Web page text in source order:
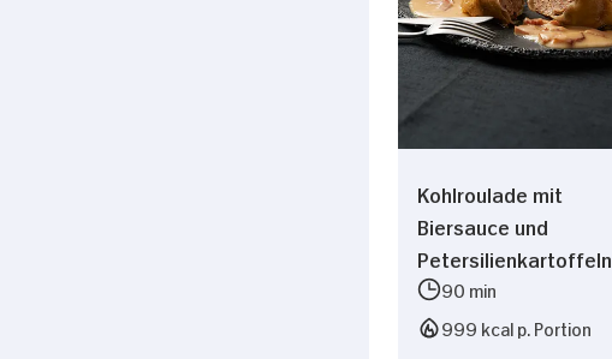
Kohlroulade mit
Biersauce und
Petersilienkartoffeln
90 min
999 kcal p. Portion